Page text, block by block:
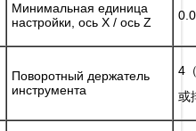
Минимальная единица
настройки, ось X / ось Z
Поворотный держатель
инструмента
4
或